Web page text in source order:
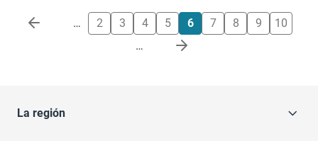
Paginación … 2 3 4 5 6 7 8 9
10
…
La región